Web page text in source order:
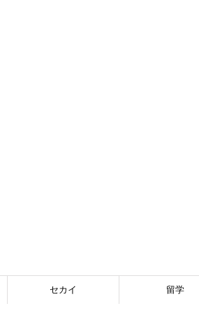
セカイ 留学